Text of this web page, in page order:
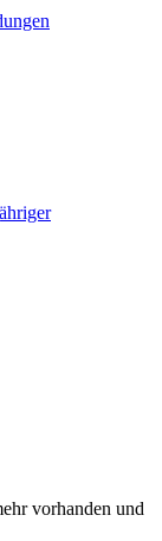
vorhanden und